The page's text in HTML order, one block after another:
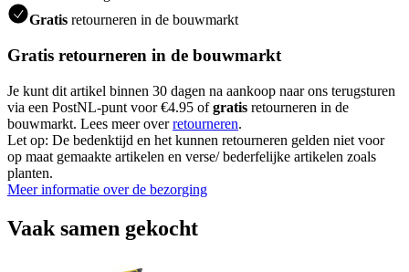
Gratis retourneren in de bouwmarkt
Gratis retourneren in de bouwmarkt
Je kunt dit artikel binnen 30 dagen na aankoop naar ons terugsturen
via een PostNL-punt voor €4.95 ofgratis retourneren in de
bouwmarkt. Lees meer overretourneren.
Let op: De bedenktijd en het kunnen retourneren gelden niet voor
op maat gemaakte artikelen en verse/ bederfelijke artikelen zoals
planten.
Meer informatie over de bezorging
Vaak samen gekocht